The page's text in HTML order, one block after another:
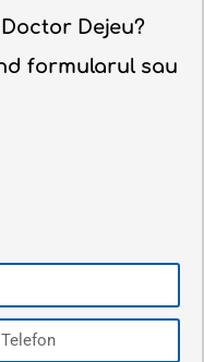
Dejeu?
formularul sau